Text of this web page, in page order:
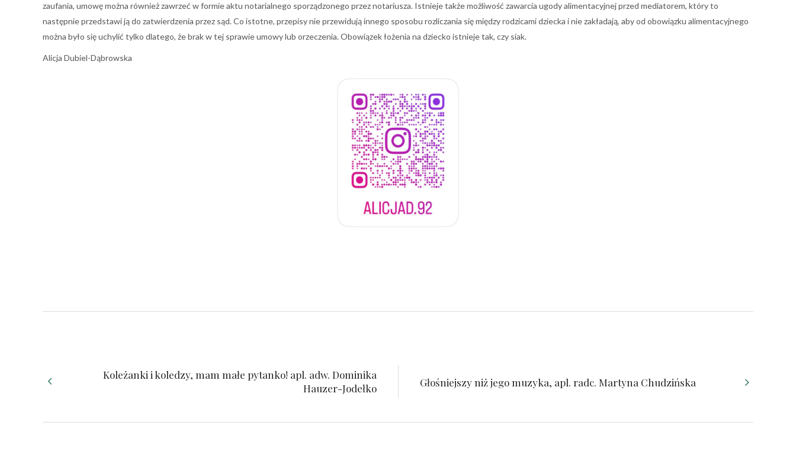
zaufania, umowę można również zawrzeć w formie aktu notarialnego sporządzonego przez notariusza. Istnieje także możliwość zawarcia ugody alimentacyjnej przed mediatorem, który to
następnie przedstawi ją do zatwierdzenia przez sąd. Co istotne, przepisy nie przewidują innego sposobu rozliczania się między rodzicami dziecka i nie zakładają, aby od obowiązku alimentacyjnego
można było się uchylić tylko dlatego, że brak w tej sprawie umowy lub orzeczenia. Obowiązek łożenia na dziecko istnieje tak, czy siak.
Alicja Dubiel-Dąbrowska
Koleżanki i koledzy, mam małe pytanko! apl. adw. Dominika
Hauzer-Jodełko
Głośniejszy niż jego muzyka, apl. radc. Martyna Chudzińska